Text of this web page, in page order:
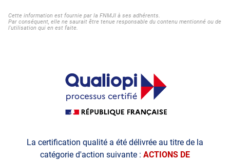
Cette information est fournie par la FNMJI à ses adhérents.
Par conséquent, elle ne saurait être tenue responsable du contenu mentionné ou de
l'utilisation qui en est faite.
La certification qualité a été délivrée au titre de la
catégorie d'action suivante : ACTIONS DE